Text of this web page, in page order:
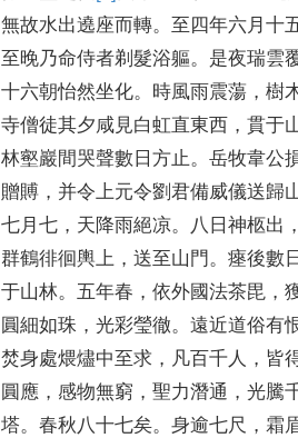
無故水出遶座而轉。
至四年六月十
至晚乃命侍者剃髮浴軀。 是夜瑞雲
十六朝怡然坐化。 時風雨震蕩 ，樹
寺僧徒其夕咸見白虹直東西 ，貫于
林壑巖間哭聲數日方止。岳牧韋公
贈賻 ， 并令上元令劉君備威儀送歸
七月七 ， 天降雨絕凉。 八日神柩出
群鶴徘徊輿上 ，送至山門。瘞後數
于山林。五年春 ，依外國法茶毘 ，
圓細如珠 ，光彩瑩徹。遠近道俗有
焚身處煨燼中至求 ， 凡百千人 ， 皆
圓應 ， 感物無窮 ，聖力潛通 ，光騰
塔。春秋八十七矣。身逾七尺 ，霜